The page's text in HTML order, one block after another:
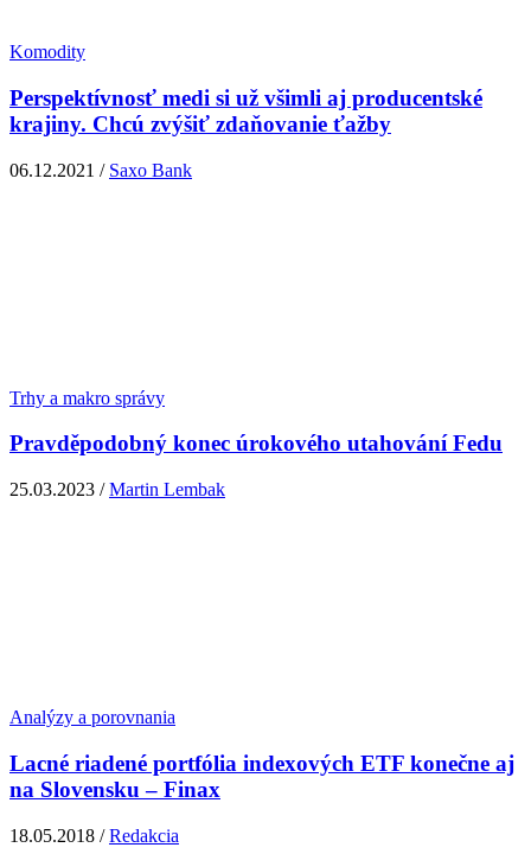
Komodity
Perspektívnosť medi si už všimli aj producentské
krajiny. Chcú zvýšiť zdaňovanie ťažby
06.12.2021 / Saxo Bank
Trhy a makro správy
Pravděpodobný konec úrokového utahování Fedu
25.03.2023 /Martin Lembak
Analýzy a porovnania
Lacné riadené portfólia indexových ETF konečne aj
na Slovensku – Finax
18.05.2018 /Redakcia